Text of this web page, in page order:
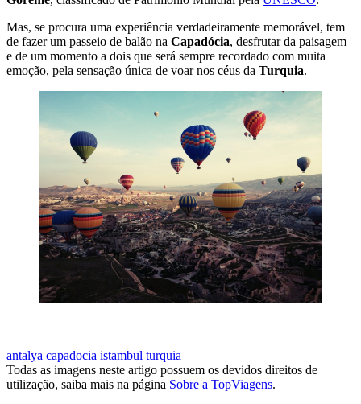
Mas, se procura uma experiência verdadeiramente memorável, tem
de fazer um passeio de balão na Capadócia, desfrutar da paisagem
e de um momento a dois que será sempre recordado com muita
emoção, pela sensação única de voar nos céus da Turquia.
antalya capadocia istambul turquia
Todas as imagens neste artigo possuem os devidos direitos de
utilização, saiba mais na página Sobre a TopViagens.